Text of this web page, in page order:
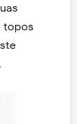
topos